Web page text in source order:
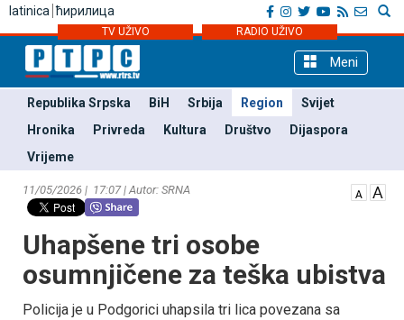
latinica ћирилица
TV UŽIVO RADIO UŽIVO
Meni
Republika Srpska BiH Srbija Region
Svijet
Hronika
Privreda Kultura Društvo
Dijaspora
Vrijeme
11/05/2026 | 17:07 | Autor: SRNA
Uhapšene tri osobe
osumnjičene za teška ubistva
Policija je u Podgorici uhapsila tri lica povezana sa